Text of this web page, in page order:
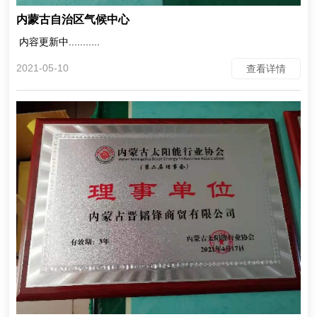
内蒙古自治区气候中心
内容更新中...........
2021-05-10 查看详情